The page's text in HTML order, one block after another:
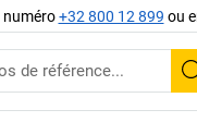
numéro+32 800 12 899 ou